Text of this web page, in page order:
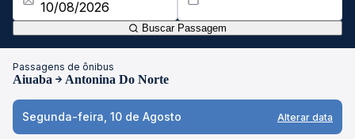
Buscar Passagem
Passagens de ônibus
Aiuaba Antonina Do Norte
Segunda-feira, 10 de Agosto Alterar data